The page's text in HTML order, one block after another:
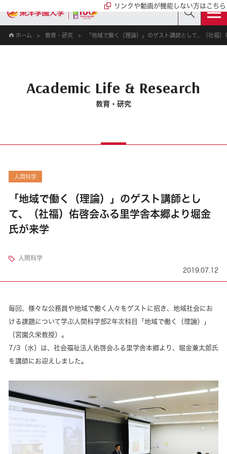
ホーム 教育・研究 「地域で働く（理論）」のゲスト講師として、（社福
Academic Life & Research
教育・研究
リンクや動画が機能しない方はこちら
人間科学
「地域で働く（理論）」のゲスト講師とし
て、（社福）佑啓会ふる里学舎本郷より堀金
氏が来学
人間科学
2019.07.12
毎回、様々な公務員や地域で働く人々をゲストに招き、地域社会にお
ける課題について学ぶ人間科学部2年次科目「地域で働く（理論）」
（宮園久栄教授）。
7/3（水）は、社会福祉法人佑啓会ふる里学舎本郷より、堀金兼太郎氏
を講師にお迎えしました。